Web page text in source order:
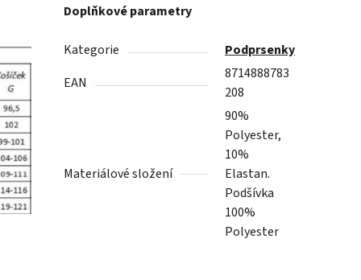
Doplňkové parametry
Kategorie
Podprsenky
EAN
8714888783
208
Materiálové složení
90%
Polyester,
10%
Elastan.
Podšívka
100%
Polyester